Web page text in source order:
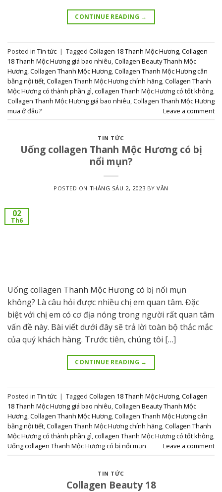
CONTINUE READING →
Posted in Tin tức | Tagged Collagen 18 Thanh Mộc Hương,Collagen
18 Thanh Mộc Hương giá bao nhiêu,Collagen Beauty Thanh Mộc
Hương,Collagen Thanh Mộc Hương,Collagen Thanh Mộc Hương cân
bằng nội tiết,Collagen Thanh Mộc Hương chính hãng,Collagen Thanh
Mộc Hương có thành phần gì,collagen Thanh Mộc Hương có tốt không,
Collagen Thanh Mộc Hương giá bao nhiêu,Collagen Thanh Mộc Hương
mua ở đâu?
Leave a comment
TIN TỨC
Uống collagen Thanh Mộc Hương có bị
nổi mụn?
POSTED ON THÁNG SÁU 2, 2023 BYVÂN
02
Th6
Uống collagen Thanh Mộc Hương có bị nổi mụn
không? Là câu hỏi được nhiều chị em quan tâm. Đặc
biệt với chị em có cơ địa nóng trong người rất quan tâm
vấn đề này. Bài viết dưới đây sẽ trả lời toàn bộ thắc mắc
của quý khách hàng. Trước tiên, chúng tôi […]
CONTINUE READING →
Posted in Tin tức | Tagged Collagen 18 Thanh Mộc Hương,Collagen
18 Thanh Mộc Hương giá bao nhiêu,Collagen Beauty Thanh Mộc
Hương,Collagen Thanh Mộc Hương,Collagen Thanh Mộc Hương cân
bằng nội tiết,Collagen Thanh Mộc Hương chính hãng,Collagen Thanh
Mộc Hương có thành phần gì,collagen Thanh Mộc Hương có tốt không,
Uống collagen Thanh Mộc Hương có bị nổi mụn
Leave a comment
TIN TỨC
Collagen Beauty 18